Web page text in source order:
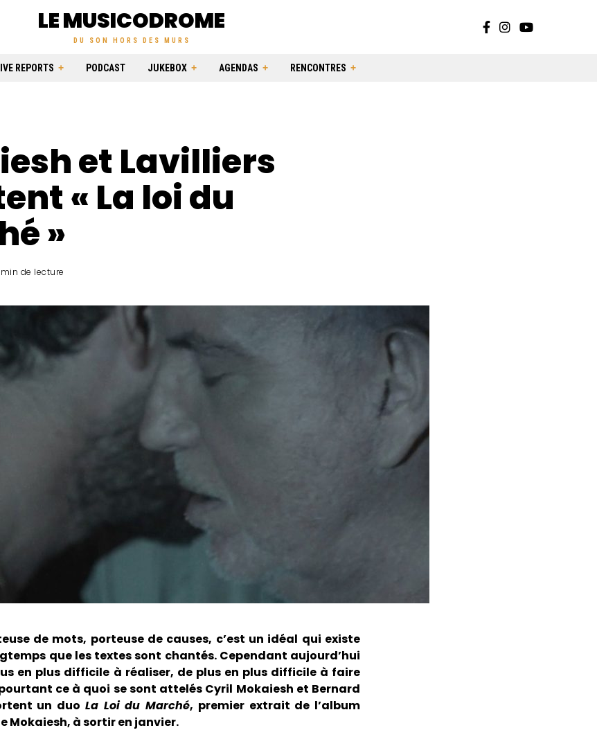
LE MUSICODROME
DU SON HORS DES MURS
REPORTS PODCAST JUKEBOX AGENDAS RENCONTRES
et Lavilliers
« La loi du
»
min de lecture
de mots, porteuse de causes, c’est un idéal qui existe
que les textes sont chantés. Cependant aujourd’hui
en plus difficile à réaliser, de plus en plus difficile à faire
ce à quoi se sont attelés Cyril Mokaiesh et Bernard
un duo La Loi du Marché, premier extrait de l’album
Mokaiesh, à sortir en janvier.